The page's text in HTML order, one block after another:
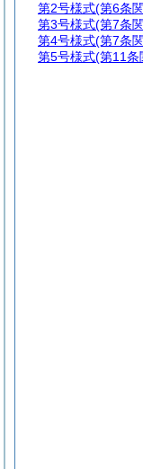
第2号様式(第6条
第3号様式(第7条
第4号様式(第7条
第5号様式(第11条